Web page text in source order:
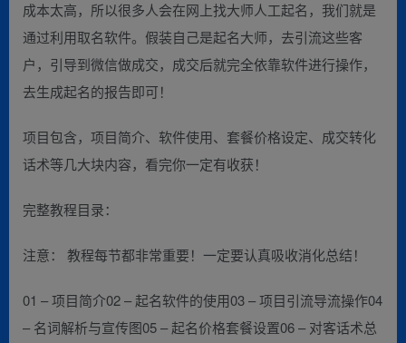
成本太高，所以很多人会在网上找大师人工起名，我们就是
通过利用取名软件。假装自己是起名大师，去引流这些客
户，引导到微信做成交，成交后就完全依靠软件进行操作，
去生成起名的报告即可！
项目包含，项目简介、软件使用、套餐价格设定、成交转化
话术等几大块内容，看完你一定有收获！
完整教程目录：
注意： 教程每节都非常重要！一定要认真吸收消化总结！
01 – 项目简介02 – 起名软件的使用03 – 项目引流导流操作04
– 名词解析与宣传图05 – 起名价格套餐设置06 – 对客话术总